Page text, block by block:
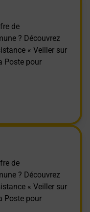
de
? Découvrez
« Veiller sur
Poste pour
de
? Découvrez
« Veiller sur
Poste pour